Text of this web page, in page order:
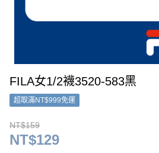
FILA女1/2襪3520-583黑
超取滿NT$999免運
NT$159
NT$129